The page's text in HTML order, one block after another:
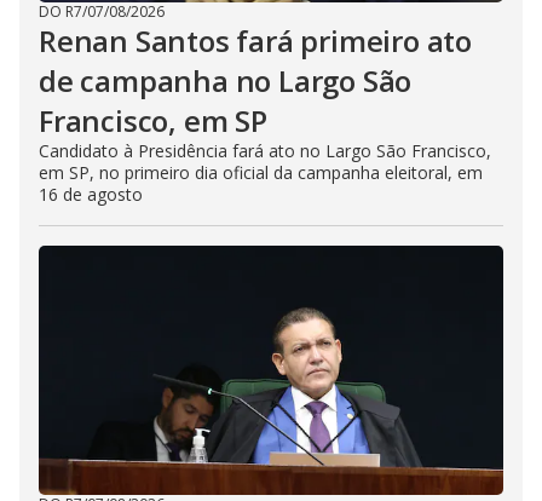
DO R7/07/08/2026
Renan Santos fará primeiro ato
de campanha no Largo São
Francisco, em SP
Candidato à Presidência fará ato no Largo São Francisco,
em SP, no primeiro dia oficial da campanha eleitoral, em
16 de agosto